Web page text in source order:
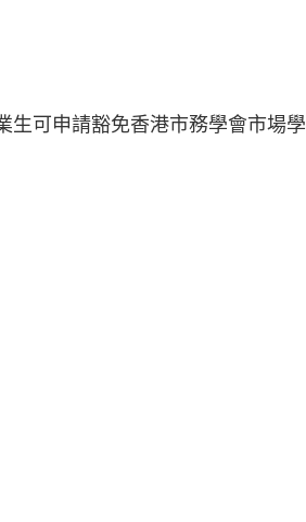
生可申請豁免香港市務學會市場學